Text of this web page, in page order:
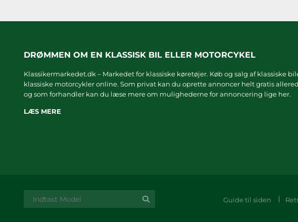
DRØMMEN OM EN KLASSISK BIL ELLER MOTORCYKEL
Klassikermarkedet.dk – Markedet for klassiske køretøjer. Køb og salg af klassiske
klassiske motorcykler online. Som privat kan du oprette annoncer helt gratis
og som forhandler kan du læse mere om mulighederne for annoncering lige her.
LÆS MERE
Guide til siden